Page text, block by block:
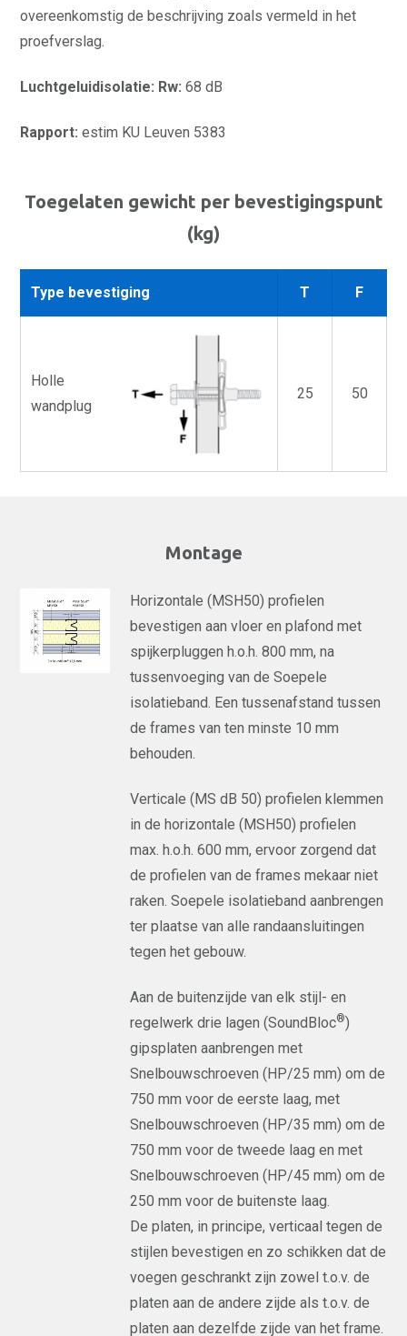
overeenkomstig de beschrijving zoals vermeld in het
proefverslag.
Luchtgeluidisolatie: Rw: 68 dB
Rapport: estim KU Leuven 5383
Toegelaten gewicht per bevestigingspunt
(kg)
Type bevestiging T F
Holle
wandplug
25 50
Montage
Horizontale (MSH50) profielen
bevestigen aan vloer en plafond met
spijkerpluggen h.o.h. 800 mm, na
tussenvoeging van de Soepele
isolatieband. Een tussenafstand tussen
de frames van ten minste 10 mm
behouden.
Verticale (MS dB 50) profielen klemmen
in de horizontale (MSH50) profielen
max. h.o.h. 600 mm, ervoor zorgend dat
de profielen van de frames mekaar niet
raken. Soepele isolatieband aanbrengen
ter plaatse van alle randaansluitingen
tegen het gebouw.
Aan de buitenzijde van elk stijl- en
regelwerk drie lagen (SoundBloc®)
gipsplaten aanbrengen met
Snelbouwschroeven (HP/25 mm) om de
750 mm voor de eerste laag, met
Snelbouwschroeven (HP/35 mm) om de
750 mm voor de tweede laag en met
Snelbouwschroeven (HP/45 mm) om de
250 mm voor de buitenste laag.
De platen, in principe, verticaal tegen de
stijlen bevestigen en zo schikken dat de
voegen geschrankt zijn zowel t.o.v. de
platen aan de andere zijde als t.o.v. de
platen aan dezelfde zijde van het frame.